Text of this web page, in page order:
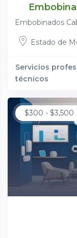
Embobinados
Estado de
Servicios
técnicos
$300 - $3,500